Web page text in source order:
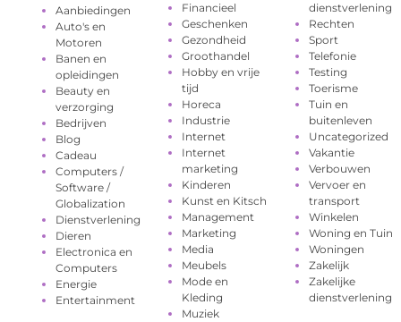
Aanbiedingen
Auto's en
Motoren
Banen en
opleidingen
Beauty en
verzorging
Bedrijven
Blog
Cadeau
Computers /
Software /
Globalization
Dienstverlening
Dieren
Electronica en
Computers
Energie
Entertainment
Financieel
Geschenken
Gezondheid
Groothandel
Hobby en vrije
tijd
Horeca
Industrie
Internet
Internet
marketing
Kinderen
Kunst en Kitsch
Management
Marketing
Media
Meubels
Mode en
Kleding
Muziek
dienstverlening
Rechten
Sport
Telefonie
Testing
Toerisme
Tuin en
buitenleven
Uncategorized
Vakantie
Verbouwen
Vervoer en
transport
Winkelen
Woning en Tuin
Woningen
Zakelijk
Zakelijke
dienstverlening